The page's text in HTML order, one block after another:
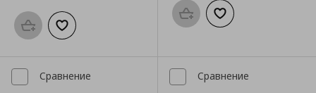
Προσθήκη στο καλάθι
Добави към списъка с любими
Προσθήκη στο καλάθι
Добави към
Сравнение Сравнение